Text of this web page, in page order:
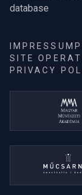
database
IMPRESSUM
SITE
PRIVACY